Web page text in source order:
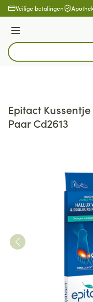
Ga naar de inhoud
Veilige betalingen
Menu
Product, merk,
Epitact
Paar Cd2613